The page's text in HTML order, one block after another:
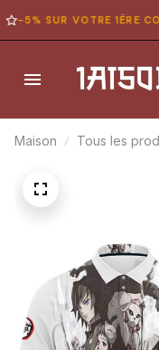
-5% SUR VOTRE 1ÈRE
Maison Tous les